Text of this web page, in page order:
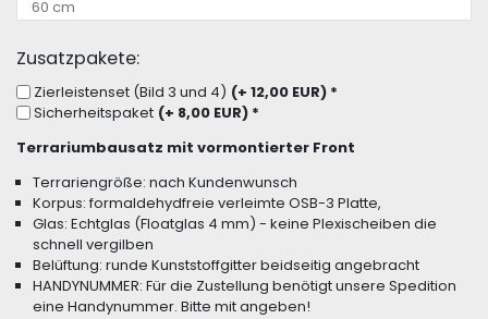
Zusatzpakete:
Zierleistenset (Bild 3 und 4) (+ 12,00 EUR)*
Sicherheitspaket (+ 8,00 EUR)*
Terrariumbausatz mit vormontierter Front
Terrariengröße: nach Kundenwunsch
Korpus: formaldehydfreie verleimte OSB-3 Platte,
Glas: Echtglas (Floatglas 4 mm) - keine Plexischeiben die
schnell vergilben
Belüftung: runde Kunststoffgitter beidseitig angebracht
HANDYNUMMER: Für die Zustellung benötigt unsere Spedition
eine Handynummer. Bitte mit angeben!